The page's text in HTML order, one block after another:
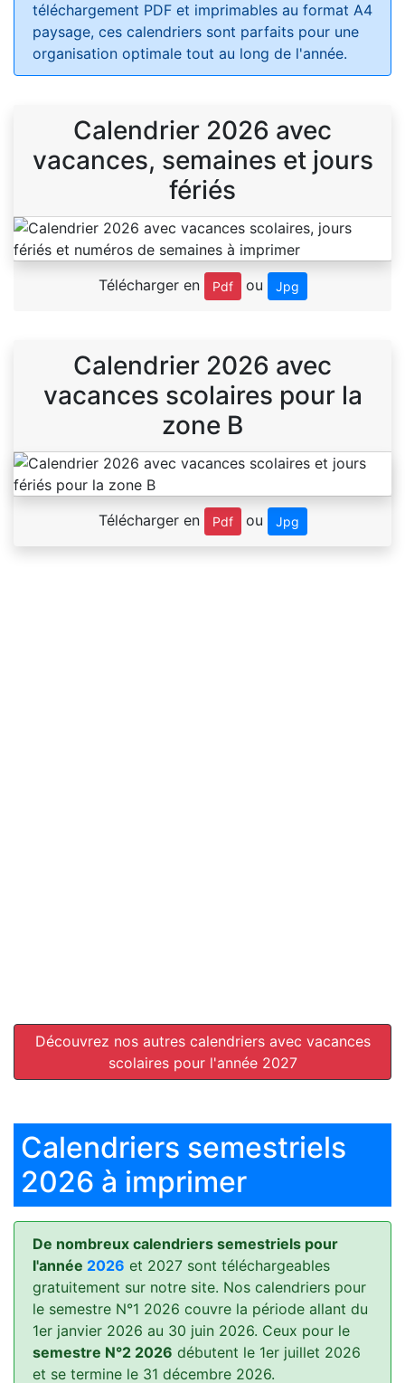
téléchargement PDF et imprimables au format A4
paysage, ces calendriers sont parfaits pour une
organisation optimale tout au long de l'année.
Calendrier 2026 avec
vacances, semaines et jours
fériés
Télécharger en Pdf ou Jpg
Calendrier 2026 avec
vacances scolaires pour la
zone B
Télécharger en Pdf ou Jpg
Découvrez nos autres calendriers avec vacances
scolaires pour l'année 2027
Calendriers semestriels
2026 à imprimer
De nombreux calendriers semestriels pour
l'année 2026 et 2027 sont téléchargeables
gratuitement sur notre site. Nos calendriers pour
le semestre N°1 2026 couvre la période allant du
1er janvier 2026 au 30 juin 2026. Ceux pour le
semestre N°2 2026 débutent le 1er juillet 2026
et se termine le 31 décembre 2026.